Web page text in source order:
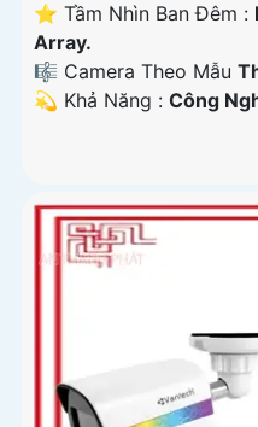
⭐ Tầm Nhìn Ban Đêm :
Array.
🎼️ Camera Theo Mẫu
️💫 Khả Năng : Công